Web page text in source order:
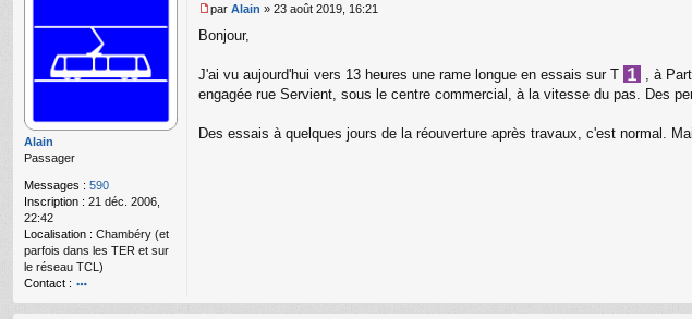
Alain
Passager
Messages : 590
Inscription : 21 déc. 2006,
22:42
Localisation : Chambéry (et
parfois dans les TER et sur
le réseau TCL)
Contact :
o
e
s
g
n
par Alain » 23 août 2019, 16:21
Bonjour,
J'ai vu aujourd'hui vers 13 heures une rame longue en essais sur T
, à
engagée rue Servient, sous le centre commercial, à la vitesse du pas. Des
Des essais à quelques jours de la réouverture après travaux, c'est normal.